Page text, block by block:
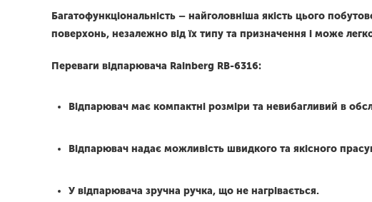
Багатофункціональність – найголовніша якість цього
поверхонь, незалежно від їх типу та призначення і може
Переваги відпарювача Rainberg RB-6316:
Відпарювач має компактні розміри та невибагливий в
Відпарювач надає можливість швидкого та якісного
У відпарювача зручна ручка, що не нагрівається.